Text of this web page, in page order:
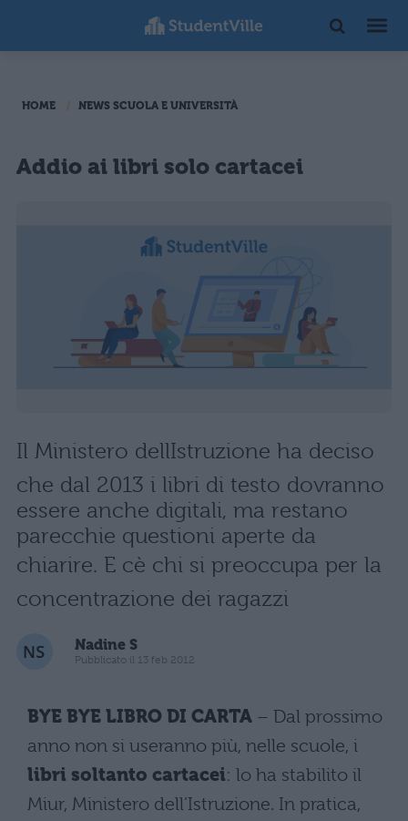
HOME NEWS SCUOLA E UNIVERSITÀ
Addio ai libri solo cartacei
Il Ministero dellIstruzione ha deciso
che dal 2013 i libri di testo dovranno
essere anche digitali, ma restano
parecchie questioni aperte da
chiarire. E cè chi si preoccupa per la
concentrazione dei ragazzi
Nadine S
Pubblicato il 13 feb 2012
BYE BYE LIBRO DI CARTA – Dal prossimo
anno non si useranno più, nelle scuole, i
libri soltanto cartacei: lo ha stabilito il
Miur, Ministero dell’Istruzione. In pratica,